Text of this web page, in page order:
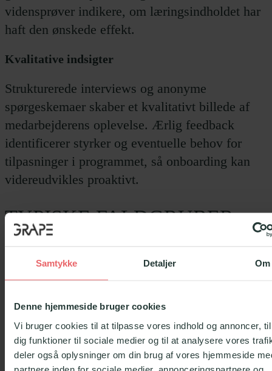
Samtykke Detaljer Om
Denne hjemmeside bruger cookies
Vi bruger cookies til at tilpasse vores indhold og annoncer,
dig funktioner til sociale medier og til at analysere vores
deler også oplysninger om din brug af vores hjemmeside
partnere inden for sociale medier, annonceringspartnere og
vidensprøver indikere, om læringsindholdet har
haft den ønskede effekt.
Kvalitative indsigter
Strukturerede interviews og anonyme
spørgeskemaer skaber et kvalitativt billede af
medarbejderens oplevelse. Ærlig feedback
identificerer styrker og eventuelle behov for
tilpasninger i programmet, så onboarding kan
videreudvikles proaktivt.
TYPISKE FALDGRUBER
OG HVORDAN DE
UNDGÅS
Overbelastning på kort tid risikerer at spænde
ben for læring og tryghed. Prioriter derfor det
væsentlige indledningsvis og gør brug af